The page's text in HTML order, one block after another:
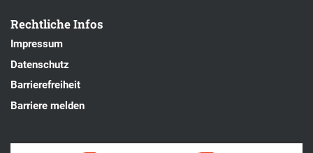
Rechtliche Infos
Impressum
Datenschutz
Barrierefreiheit
Barriere melden